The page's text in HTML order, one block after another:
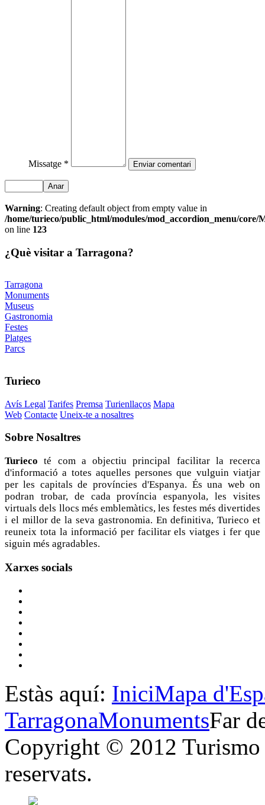
Missatge *
Anar
Warning: Creating default object from empty value in
/home/turieco/public_html/modules/mod_accordion_menu/core/
on line 123
¿Què visitar a Tarragona?
Tarragona
Monuments
Museus
Gastronomia
Festes
Platges
Parcs
Turieco
Avís Legal Tarifes Premsa Turienllaços Mapa
Web Contacte Uneix-te a nosaltres
Sobre Nosaltres
Turieco té com a objectiu principal facilitar la recerca
d'informació a totes aquelles persones que vulguin viatjar
per les capitals de províncies d'Espanya. És una web on
podran trobar, de cada província espanyola, les visites
virtuals dels llocs més emblemàtics, les festes més divertides
i el millor de la seva gastronomia. En definitiva, Turieco et
reuneix tota la informació per facilitar els viatges i fer que
siguin més agradables.
Xarxes socials
Estàs aquí: IniciMapa
TarragonaMonumentsFar
Copyright © 2012 Turismo
reservats.